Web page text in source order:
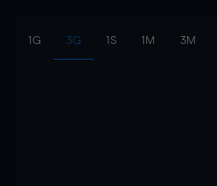
1G 3G 1S 1M 3M